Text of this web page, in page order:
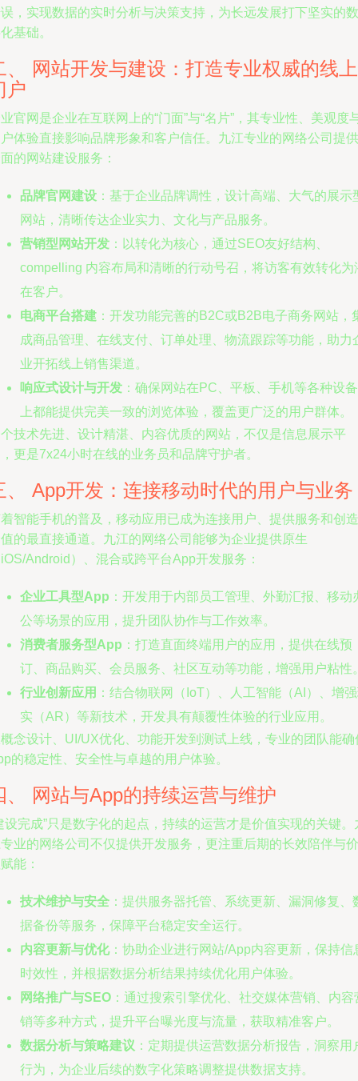
，实现数据的实时分析与决策支持，为长远发展打下坚实的数
基础。
、 网站开发与建设：打造专业权威的线上
户
官网是企业在互联网上的“门面”与“名片”，其专业性、美观度
体验直接影响品牌形象和客户信任。九江专业的网络公司提供
的网站建设服务：
品牌官网建设 ：基于企业品牌调性，设计高端、大气的展示
网站，清晰传达企业实力、文化与产品服务。
营销型网站开发 ：以转化为核心，通过SEO友好结构、
compelling 内容布局和清晰的行动号召，将访客有效转化为
在客户。
电商平台搭建 ：开发功能完善的B2C或B2B电子商务网站，
成商品管理、在线支付、订单处理、物流跟踪等功能，助力
业开拓线上销售渠道。
响应式设计与开发 ：确保网站在PC、平板、手机等各种设备
上都能提供完美一致的浏览体验，覆盖更广泛的用户群体。
技术先进、设计精湛、内容优质的网站，不仅是信息展示平
更是7x24小时在线的业务员和品牌守护者。
、 App开发：连接移动时代的用户与业务
智能手机的普及，移动应用已成为连接用户、提供服务和创造
的最直接通道。九江的网络公司能够为企业提供原生
Android）、混合或跨平台App开发服务：
企业工具型App ：开发用于内部员工管理、外勤汇报、移动
公等场景的应用，提升团队协作与工作效率。
消费者服务型App ：打造直面终端用户的应用，提供在线预
订、商品购买、会员服务、社区互动等功能，增强用户粘性
行业创新应用 ：结合物联网（IoT）、人工智能（AI）、增
实（AR）等新技术，开发具有颠覆性体验的行业应用。
念设计、UI/UX优化、功能开发到测试上线，专业的团队能确
的稳定性、安全性与卓越的用户体验。
、 网站与App的持续运营与维护
设完成”只是数字化的起点，持续的运营才是价值实现的关键。
业的网络公司不仅提供开发服务，更注重后期的长效陪伴与价
能：
技术维护与安全 ：提供服务器托管、系统更新、漏洞修复、
据备份等服务，保障平台稳定安全运行。
内容更新与优化：协助企业进行网站/App内容更新，保持信
时效性，并根据数据分析结果持续优化用户体验。
网络推广与SEO ：通过搜索引擎优化、社交媒体营销、内容
销等多种方式，提升平台曝光度与流量，获取精准客户。
数据分析与策略建议 ：定期提供运营数据分析报告，洞察用
行为，为企业后续的数字化策略调整提供数据支持。